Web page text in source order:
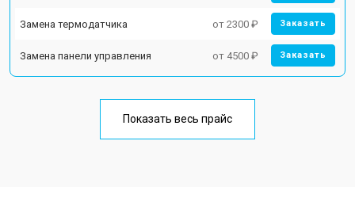
Замена термодатчика от 2300 ₽ Заказать
Замена панели управления от 4500 ₽ Заказать
Показать весь прайс